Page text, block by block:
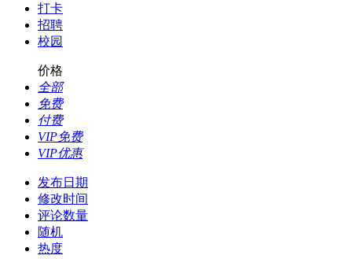
打卡
招聘
校园
价格
全部
免费
付费
VIP免费
VIP优惠
发布日期
修改时间
评论数量
随机
热度